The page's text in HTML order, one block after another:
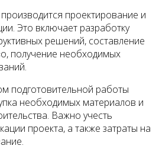
проектирование и
Это включает разработку
решений, составление
получение необходимых
подготовительной работы
необходимых материалов и
Важно учесть
проекта, а также затраты на